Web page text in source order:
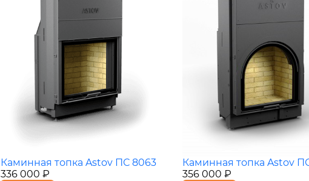
Каминная топка Astov ПС 8063
336 000 ₽
Каминная топка Astov
356 000 ₽